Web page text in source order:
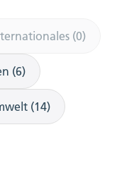
(0)
(6)
(14)